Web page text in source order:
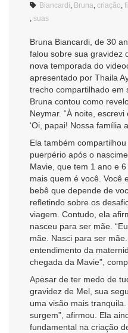
Biancardi Bruna criação
suas
Bruna Biancardi, de 30
falou sobre sua gravidez
nova temporada do
apresentado por Thaila
trecho compartilhado em
Bruna contou como
Neymar. “À noite,
‘Oi, papai! Nossa família
Ela também
puerpério após o
Mavie, que tem 1 ano e
mais quem é você. Você
bebê que depende de
refletindo sobre os
viagem. Contudo, ela
nasceu para ser mãe.
mãe. Nasci para ser
entendimento da
chegada da Mavie”,
Apesar de ter medo de
gravidez de Mel, sua
uma visão mais
surgem”, afirmou. Ela
fundamental na criação